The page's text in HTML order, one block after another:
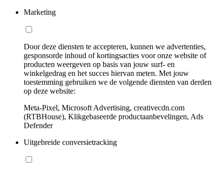
Marketing
Door deze diensten te accepteren, kunnen we advertenties,
gesponsorde inhoud of kortingsacties voor onze website of
producten weergeven op basis van jouw surf- en
winkelgedrag en het succes hiervan meten. Met jouw
toestemming gebruiken we de volgende diensten van derden
op deze website:
Meta-Pixel, Microsoft Advertising, creativecdn.com
(RTBHouse), Klikgebaseerde productaanbevelingen, Ads
Defender
Uitgebreide conversietracking